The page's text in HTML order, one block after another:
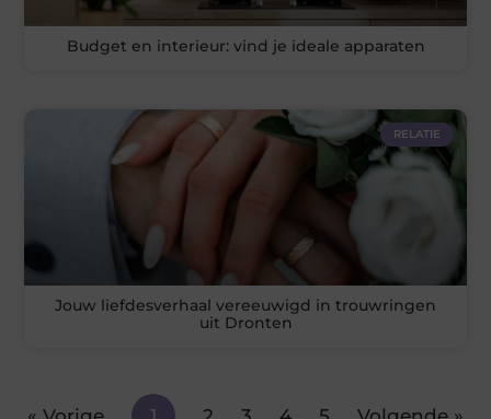
Budget en interieur: vind je ideale apparaten
RELATIE
Jouw liefdesverhaal vereeuwigd in trouwringen
uit Dronten